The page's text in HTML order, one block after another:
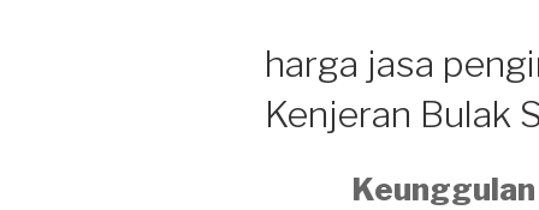
harga jasa
Kenjeran Bulak